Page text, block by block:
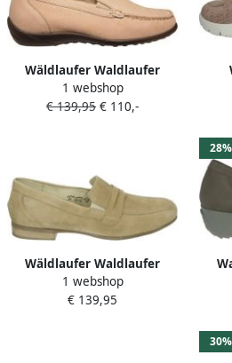
Wäldlaufer Waldlaufer
640004-189-060 dames
instappers sportief (5)
1 webshop
€ 139,95 € 110,-
Wäldlaufer Waldlaufer
782505~H~Ulla~~~~~~~~~~~~~~~~~
Instappers Wit beige
1 webshop
€ 139,95
28%
30%